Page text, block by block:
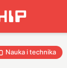
Nauka i technika